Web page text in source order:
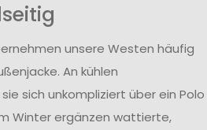
unsere Westen häufig
An kühlen
sich unkompliziert über ein Polo
Winter ergänzen wattierte,